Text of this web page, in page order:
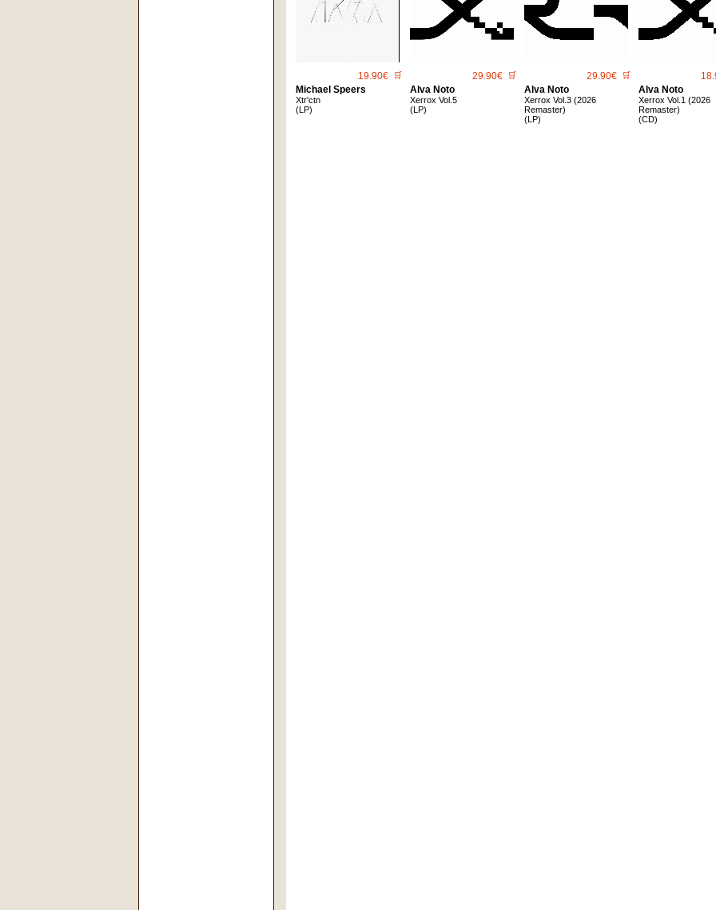
19.90€ 🛒
Michael Speers
Xtr'ctn
(LP)
29.90€ 🛒
Alva Noto
Xerrox Vol.5
(LP)
29.90€ 🛒
Alva Noto
Xerrox Vol.3 (2026
Remaster)
(LP)
Alva Noto
Xerrox Vol.1 (2026
Remaster)
(CD)